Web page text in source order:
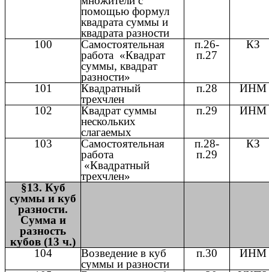
помощью формул
квадрата суммы и
квадрата разности
100
Самостоятельная
работа «Квадрат
суммы, квадрат
разности»
п.26-
п.27
КЗ
101
Квадратный
трехчлен
п.28
ИНМ
102
Квадрат суммы
нескольких
слагаемых
п.29 ИНМ
103
Самостоятельная
работа
«Квадратный
трехчлен»
п.28-
п.29
КЗ
§13. Куб
суммы и куб
разности.
Сумма и
разность
кубов (13 ч.)
104
Возведение в куб
суммы и разности
п.30
ИНМ